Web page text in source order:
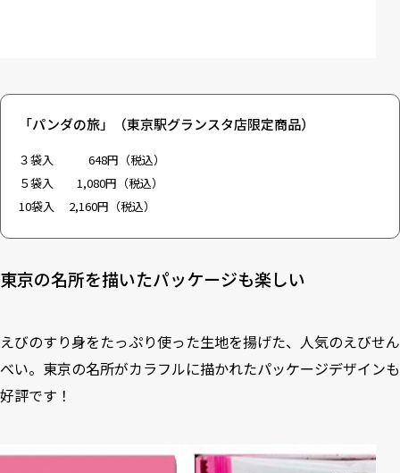
「パンダの旅」（東京駅グランスタ店限定商品）
３袋入 648円（税込）
５袋入 1,080円（税込）
10袋入 2,160円（税込）
東京の名所を描いたパッケージも楽しい
えびのすり身をたっぷり使った生地を揚げた、人気のえびせん
べい。東京の名所がカラフルに描かれたパッケージデザインも
好評です！